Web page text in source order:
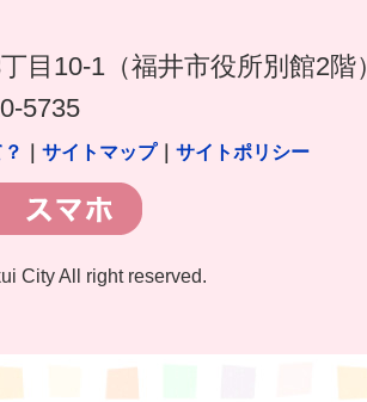
目10-1（福井市役所別館2階
5735
サイトマップ｜ サイトポリシー
City All right reserved.